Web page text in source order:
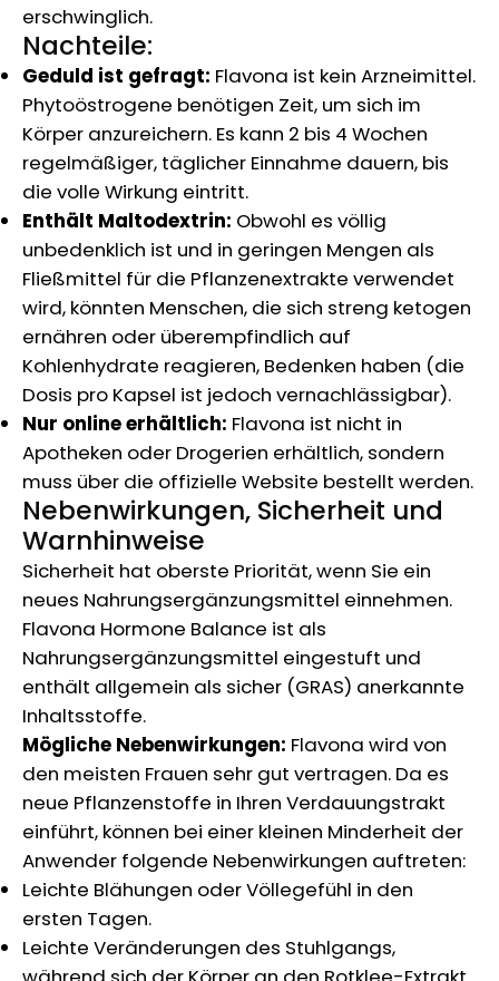
erschwinglich.
Nachteile:
Geduld ist gefragt: Flavona ist kein Arzneimittel.
Phytoöstrogene benötigen Zeit, um sich im
Körper anzureichern. Es kann 2 bis 4 Wochen
regelmäßiger, täglicher Einnahme dauern, bis
die volle Wirkung eintritt.
Enthält Maltodextrin: Obwohl es völlig
unbedenklich ist und in geringen Mengen als
Fließmittel für die Pflanzenextrakte verwendet
wird, könnten Menschen, die sich streng ketogen
ernähren oder überempfindlich auf
Kohlenhydrate reagieren, Bedenken haben (die
Dosis pro Kapsel ist jedoch vernachlässigbar).
Nur online erhältlich: Flavona ist nicht in
Apotheken oder Drogerien erhältlich, sondern
muss über die offizielle Website bestellt werden.
Nebenwirkungen, Sicherheit und
Warnhinweise
Sicherheit hat oberste Priorität, wenn Sie ein
neues Nahrungsergänzungsmittel einnehmen.
Flavona Hormone Balance ist als
Nahrungsergänzungsmittel eingestuft und
enthält allgemein als sicher (GRAS) anerkannte
Inhaltsstoffe.
Mögliche Nebenwirkungen: Flavona wird von
den meisten Frauen sehr gut vertragen. Da es
neue Pflanzenstoffe in Ihren Verdauungstrakt
einführt, können bei einer kleinen Minderheit der
Anwender folgende Nebenwirkungen auftreten:
Leichte Blähungen oder Völlegefühl in den
ersten Tagen.
Leichte Veränderungen des Stuhlgangs,